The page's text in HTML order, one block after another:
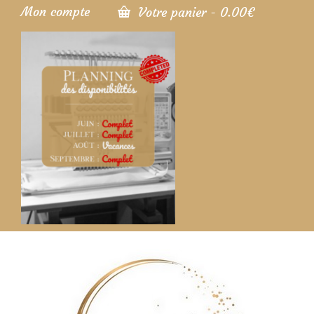
Mon compte Votre panier - 0.00€